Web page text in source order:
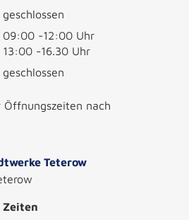
geschlossen
09:00 -12:00 Uhr
13:00 -16.30 Uhr
geschlossen
nach
Teterow
Zeiten